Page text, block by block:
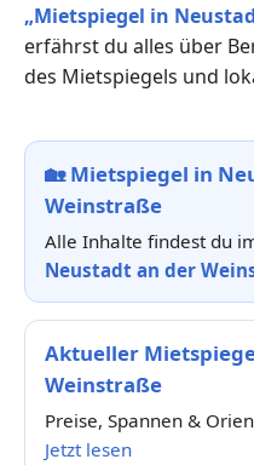
„Mietspiegel in
erfährst du alles über
des Mietspiegels und
🏡Mietspiegel in
Weinstraße
Alle Inhalte findest du
Neustadt an der
Aktueller
Weinstraße
Preise, Spannen &
Jetzt lesen